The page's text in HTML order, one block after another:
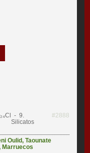
- 9.
Silicatos
#2888
Oulid,Taounate
Marruecos